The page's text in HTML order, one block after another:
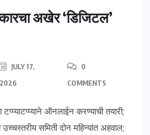
अखेर ‘डिजिटल’
JULY 17,
2026
0
COMMENTS
टप्प्याटप्प्याने ऑनलाईन करण्याची तयारी;
समिती दोन महिन्यांत अहवाल;